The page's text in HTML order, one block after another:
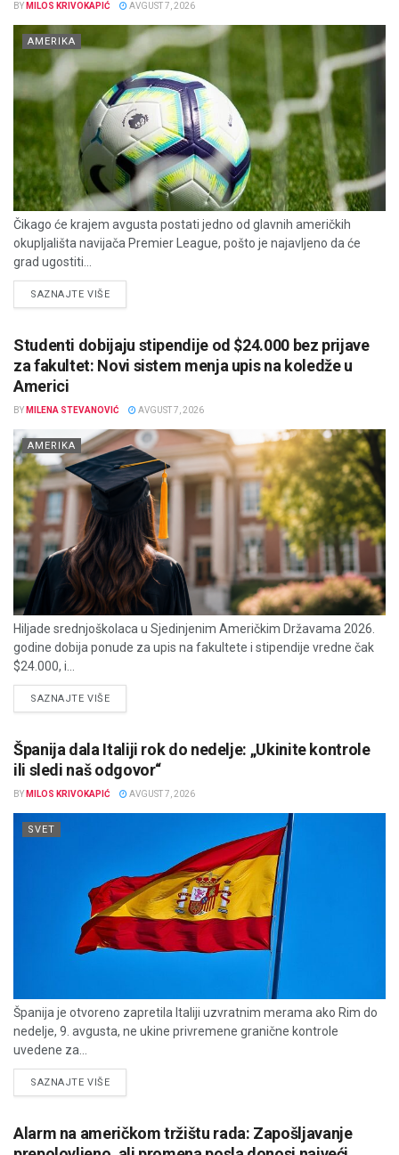
BY MILOS KRIVOKAPIĆ AVGUST 7, 2026
AMERIKA
Čikago će krajem avgusta postati jedno od glavnih američkih
okupljališta navijača Premier League, pošto je najavljeno da će
grad ugostiti...
SAZNAJTE VIŠEDETAILS
Studenti dobijaju stipendije od $24.000 bez prijave
za fakultet: Novi sistem menja upis na koledže u
Americi
BY MILENA STEVANOVIĆ AVGUST 7, 2026
AMERIKA
Hiljade srednjoškolaca u Sjedinjenim Američkim Državama 2026.
godine dobija ponude za upis na fakultete i stipendije vredne čak
$24.000, i...
SAZNAJTE VIŠEDETAILS
Španija dala Italiji rok do nedelje: „Ukinite kontrole
ili sledi naš odgovor“
BY MILOS KRIVOKAPIĆ AVGUST 7, 2026
SVET
Španija je otvoreno zapretila Italiji uzvratnim merama ako Rim do
nedelje, 9. avgusta, ne ukine privremene granične kontrole
uvedene za...
SAZNAJTE VIŠEDETAILS
Alarm na američkom tržištu rada: Zapošljavanje